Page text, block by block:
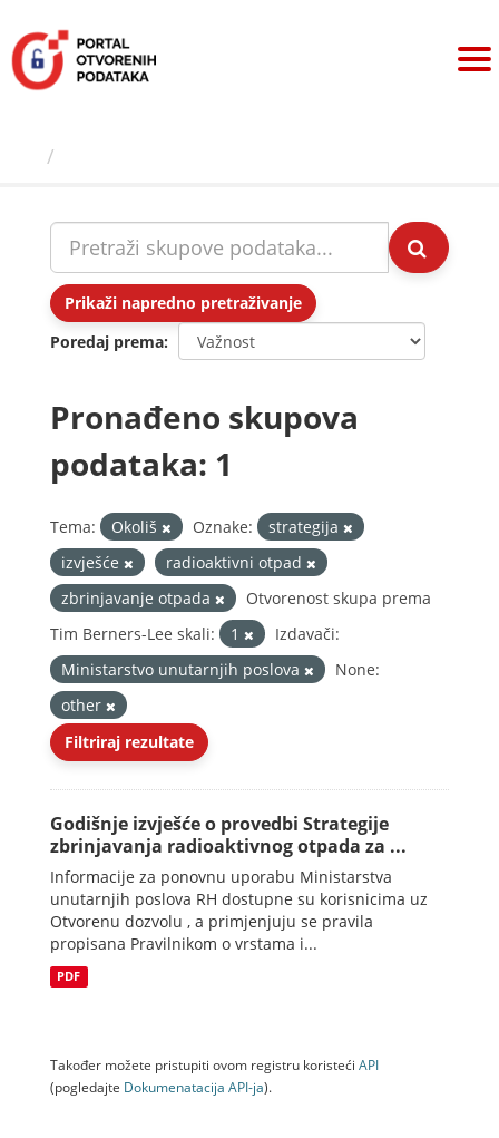
sadržaj
Prikaži napredno pretraživanje
Poredaj prema
Pronađeno skupova
podataka: 1
Tema: Okoliš Oznake:
strategija
izvješće
radioaktivni otpad
zbrinjavanje otpada
Otvorenost skupa prema
Tim Berners-Lee skali:
1
Izdavači:
Ministarstvo unutarnjih poslova
None:
other
Filtriraj rezultate
Godišnje izvješće o provedbi Strategije
zbrinjavanja radioaktivnog otpada za ...
Informacije za ponovnu uporabu Ministarstva
unutarnjih poslova RH dostupne su korisnicima uz
Otvorenu dozvolu , a primjenjuju se pravila
propisana Pravilnikom o vrstama i...
PDF
Također možete pristupiti ovom registru koristeći API
(pogledajte Dokumenаtаcijа API-jа).